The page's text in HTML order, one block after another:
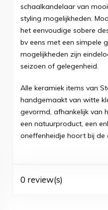
schaalkandelaar van
styling mogelijkheden.
het eenvoudige sobere
bv eens met een simpele
mogelijkheden zijn
seizoen of gelegenheid.
Alle keramiek items van
handgemaakt van witte
gevormd, afhankelijk van
een natuurproduct, een
oneffenheidje hoort bij de
0 review(s)